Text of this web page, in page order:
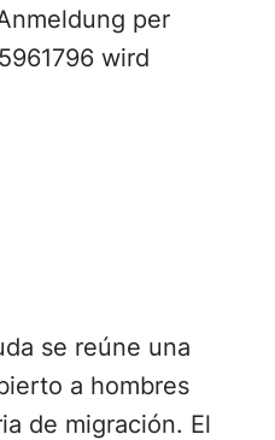
per
wird
se reúne una
a hombres
de migración. El